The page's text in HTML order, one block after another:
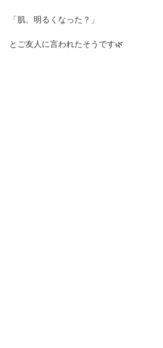
「肌、明るくなった？」
とご友人に言われたそうです🌿